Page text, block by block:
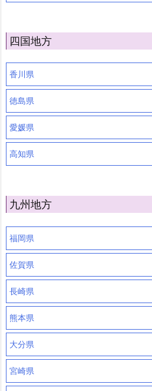
四国地方
香川県
徳島県
愛媛県
高知県
九州地方
福岡県
佐賀県
長崎県
熊本県
大分県
宮崎県